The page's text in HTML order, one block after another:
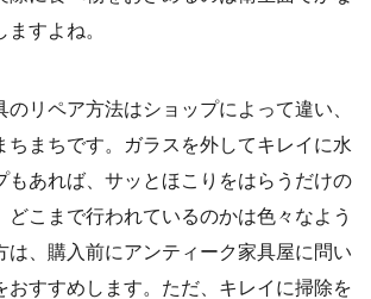
すよね。
のリペア方法はショップによって違い、
ちまちです。ガラスを外してキレイに水
もあれば、サッとほこりをはらうだけの
どこまで行われているのかは色々なよう
は、購入前にアンティーク家具屋に問い
おすすめします。ただ、キレイに掃除を